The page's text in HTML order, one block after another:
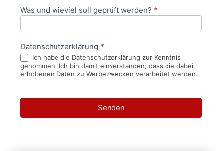
Was und wieviel soll geprüft werden? *
Datenschutzerklärung *
Ich habe die Datenschutzerklärung zur Kenntnis
genommen. Ich bin damit einverstanden, dass die dabei
erhobenen Daten zu Werbezwecken verarbeitet werden.
Senden